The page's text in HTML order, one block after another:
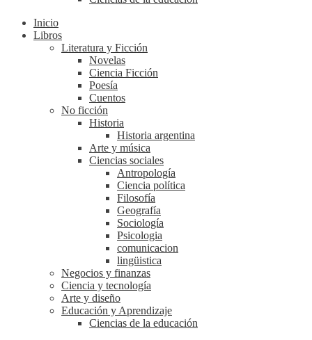
Inicio
Libros
Literatura y Ficción
Novelas
Ciencia Ficción
Poesía
Cuentos
No ficción
Historia
Historia argentina
Arte y música
Ciencias sociales
Antropología
Ciencia política
Filosofía
Geografía
Sociología
Psicologia
comunicacion
lingüistica
Negocios y finanzas
Ciencia y tecnología
Arte y diseño
Educación y Aprendizaje
Ciencias de la educación